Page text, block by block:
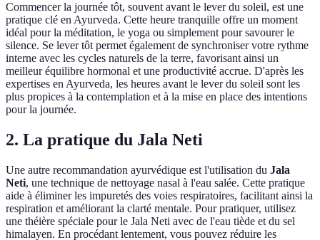
Commencer la journée tôt, souvent avant le lever du soleil, est une
pratique clé en Ayurveda. Cette heure tranquille offre un moment
idéal pour la méditation, le yoga ou simplement pour savourer le
silence. Se lever tôt permet également de synchroniser votre rythme
interne avec les cycles naturels de la terre, favorisant ainsi un
meilleur équilibre hormonal et une productivité accrue. D'après les
expertises en Ayurveda, les heures avant le lever du soleil sont les
plus propices à la contemplation et à la mise en place des intentions
pour la journée.
2. La pratique du Jala Neti
Une autre recommandation ayurvédique est l'utilisation du Jala
Neti, une technique de nettoyage nasal à l'eau salée. Cette pratique
aide à éliminer les impuretés des voies respiratoires, facilitant ainsi la
respiration et améliorant la clarté mentale. Pour pratiquer, utilisez
une théière spéciale pour le Jala Neti avec de l'eau tiède et du sel
himalayen. En procédant lentement, vous pouvez réduire les